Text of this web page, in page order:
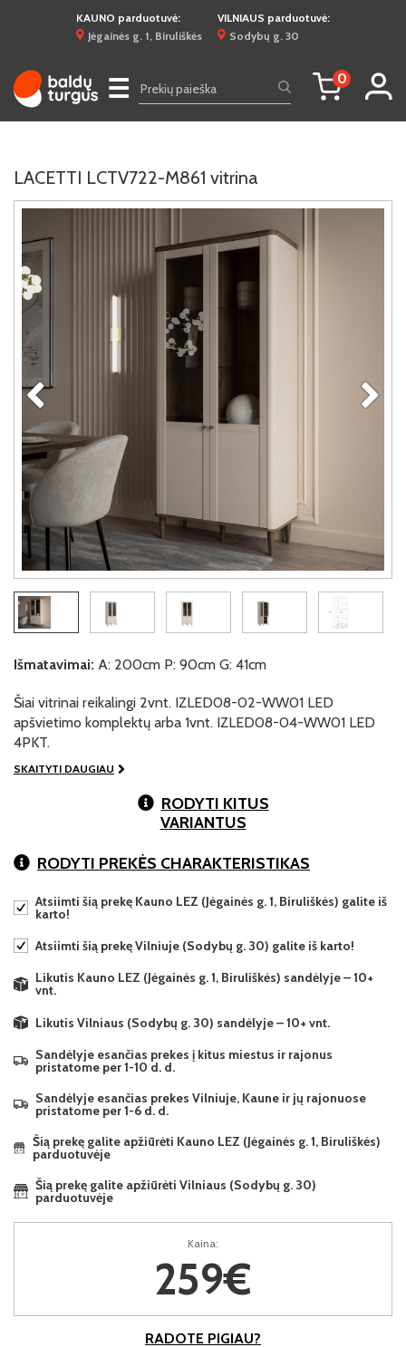
KAUNO parduotuvė:
Jėgainės g. 1, Biruliškės
VILNIAUS parduotuvė:
Sodybų g. 30
☰ 0
LACETTI LCTV722-M861 vitrina
Išmatavimai: A: 200cm P: 90cm G: 41cm
Šiai vitrinai reikalingi 2vnt. IZLED08-02-WW01 LED
apšvietimo komplektų arba 1vnt. IZLED08-04-WW01 LED
4PKT.
SKAITYTI DAUGIAU
RODYTI KITUS
VARIANTUS
RODYTI PREKĖS CHARAKTERISTIKAS
Atsiimti šią prekę Kauno LEZ (Jėgainės g. 1, Biruliškės) galite iš
karto!
Atsiimti šią prekę Vilniuje (Sodybų g. 30) galite iš karto!
Likutis Kauno LEZ (Jėgainės g. 1, Biruliškės) sandėlyje – 10+
vnt.
Likutis Vilniaus (Sodybų g. 30) sandėlyje – 10+ vnt.
Sandėlyje esančias prekes į kitus miestus ir rajonus
pristatome per 1-10 d. d.
Sandėlyje esančias prekes Vilniuje, Kaune ir jų rajonuose
pristatome per 1-6 d. d.
Šią prekę galite apžiūrėti Kauno LEZ (Jėgainės g. 1, Biruliškės)
parduotuvėje
Šią prekę galite apžiūrėti Vilniaus (Sodybų g. 30)
parduotuvėje
Kaina:
259€
RADOTE PIGIAU?